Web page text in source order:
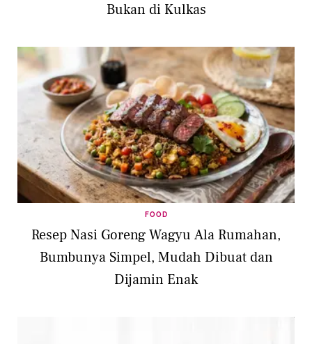
Bukan di Kulkas
FOOD
Resep Nasi Goreng Wagyu Ala Rumahan,
Bumbunya Simpel, Mudah Dibuat dan
Dijamin Enak